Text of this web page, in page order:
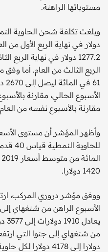
مستوياتها الراهنة.
دولار في نهاية الربع الأول من
الربع الثالث من العام. أما
مقارنة بالأسبوع نفسه من
1420 دولارا.
ووفق مؤشر دروري المركب،
دولارا إلى 4178 دولارا لكل حاوية.